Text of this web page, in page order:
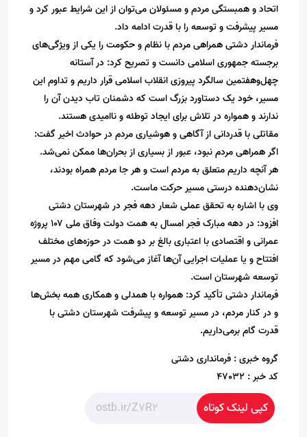
اتحاد و همبستگی مردم و مسئولان می‌توان از این شرایط عبور کرد و
مسیر پیشرفت و توسعه را با قدرت ادامه داد.
فرماندار دشتی همراهی مردم با نظام و حکومت را یکی از ویژگی‌های
برجسته جمهوری اسلامی دانست و تصریح کرد: در آستانه
چهل‌وهفتمین سالگرد پیروزی انقلاب اسلامی قرار داریم و تداوم این
مسیر، خود یک دستاورد بزرگ است که دشمنان تاب دیدن آن را
ندارند و همواره در تلاش برای ایجاد توطئه و ناامیدی هستند.
مقاتلی با قدردانی از آگاهی و هوشیاری مردم در حوادث اخیر گفت:
اگر همراهی مردم نبود، عبور از بسیاری از بحران‌ها ممکن نمی‌شد.
هر آنچه داریم متعلق به مردم است و هر جا مردم همراه بودند،
نشان‌دهنده درستی مسیر حرکت ماست.
وی با اشاره به تحقق عملی شعار دهه فجر در شهرستان دشتی
افزود: در دهه مبارک فجر امسال به همت دولت وفاق ملی ۱۰۷ پروژه
عمرانی و اقتصادی با اعتباری بالغ بر دو همت در حوزه‌های مختلف
افتتاح و یا عملیات اجرایی آن‌ها آغاز می‌شود که گامی مهم در مسیر
توسعه شهرستان است.
فرماندار دشتی تأکید کرد: همواره با همدلی و همکاری همه بخش‌ها
و در کنار مردم، در مسیر توسعه و پیشرفت شهرستان دشتی با
قدرت گام برمی‌داریم.
گروه خبری : فرمانداری دشتی
کد خبر : 47032
کپی لینک کوتاه